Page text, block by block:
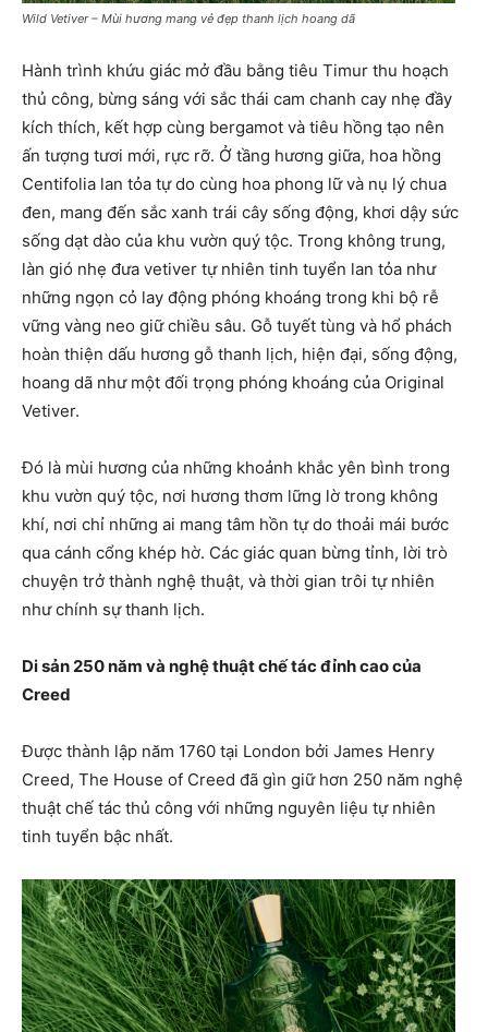
Wild Vetiver – Mùi hương mang vẻ đẹp thanh lịch hoang dã
Hành trình khứu giác mở đầu bằng tiêu Timur thu hoạch
thủ công, bừng sáng với sắc thái cam chanh cay nhẹ đầy
kích thích, kết hợp cùng bergamot và tiêu hồng tạo nên
ấn tượng tươi mới, rực rỡ. Ở tầng hương giữa, hoa hồng
Centifolia lan tỏa tự do cùng hoa phong lữ và nụ lý chua
đen, mang đến sắc xanh trái cây sống động, khơi dậy sức
sống dạt dào của khu vườn quý tộc. Trong không trung,
làn gió nhẹ đưa vetiver tự nhiên tinh tuyển lan tỏa như
những ngọn cỏ lay động phóng khoáng trong khi bộ rễ
vững vàng neo giữ chiều sâu. Gỗ tuyết tùng và hổ phách
hoàn thiện dấu hương gỗ thanh lịch, hiện đại, sống động,
hoang dã như một đối trọng phóng khoáng của Original
Vetiver.
Đó là mùi hương của những khoảnh khắc yên bình trong
khu vườn quý tộc, nơi hương thơm lững lờ trong không
khí, nơi chỉ những ai mang tâm hồn tự do thoải mái bước
qua cánh cổng khép hờ. Các giác quan bừng tỉnh, lời trò
chuyện trở thành nghệ thuật, và thời gian trôi tự nhiên
như chính sự thanh lịch.
Di sản 250 năm và nghệ thuật chế tác đỉnh cao của
Creed
Được thành lập năm 1760 tại London bởi James Henry
Creed, The House of Creed đã gìn giữ hơn 250 năm nghệ
thuật chế tác thủ công với những nguyên liệu tự nhiên
tinh tuyển bậc nhất.